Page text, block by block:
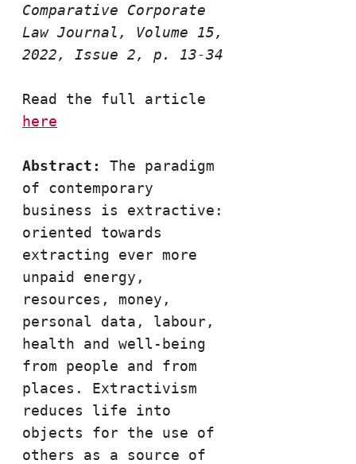
Comparative Corporate
Law Journal, Volume 15,
here
Abstract: The paradigm
of contemporary
business is extractive:
oriented towards
extracting ever more
unpaid energy,
resources, money,
personal data, labour,
health and well-being
from people and from
places. Extractivism
reduces life into
objects for the use of
others as a source of